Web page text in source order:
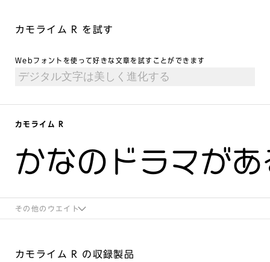
カモライム R を試す
Webフォントを使って好きな文章を試すことができます
カモライム R
かなのドラマがあ
その他のウエイト
カモライム R の収録製品